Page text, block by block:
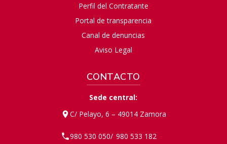
Perfil del Contratante
Portal de transparencia
Canal de denuncias
Aviso Legal
CONTACTO
Sede central:
C/ Pelayo, 6 – 49014 Zamora
980 530 050/ 980 533 182